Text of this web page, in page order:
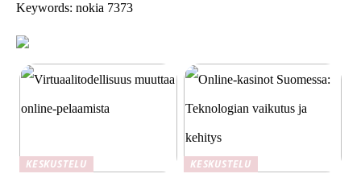
Keywords: nokia 7373
KESKUSTELU
KESKUSTELU